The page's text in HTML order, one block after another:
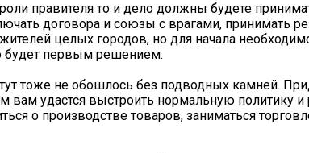
правителя то и дело должны будете
договора и союзы с врагами, принимать
целых городов, но для начала
будет первым решением.
тоже не обошлось без подводных камней.
вам удастся выстроить нормальную политику и
о производстве товаров, заниматься